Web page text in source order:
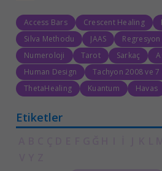
Access Bars Crescent Healing
Silva Methodu
JAAS Regresyon
Numeroloji
Tarot Sarkaç
Human Design
Tachyon 2008 ve 7
ThetaHealing
Kuantum Havas
Etiketler